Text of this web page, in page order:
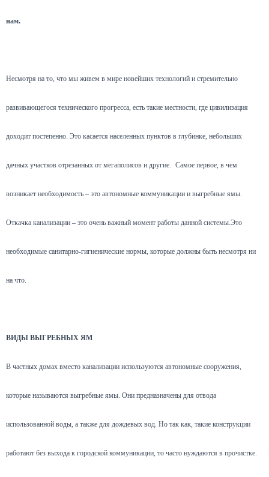
нам.
Несмотря на то, что мы живем в мире новейших технологий и стремительно
развивающегося технического прогресса, есть такие местности, где цивилизация
доходит постепенно. Это касается населенных пунктов в глубинке, небольших
дачных участков отрезанных от мегаполисов и другие. Самое первое, в чем
возникает необходимость – это автономные коммуникации и выгребные ямы.
Откачка канализации – это очень важный момент работы данной системы.Это
необходимые санитарно-гигиенические нормы, которые должны быть несмотря ни
на что.
ВИДЫ ВЫГРЕБНЫХ ЯМ
В частных домах вместо канализации используются автономные сооружения,
которые называются выгребные ямы. Они предназначены для отвода
использованной воды, а также для дождевых вод. Но так как, такие конструкции
работают без выхода к городской коммуникации, то часто нуждаются в прочистке.